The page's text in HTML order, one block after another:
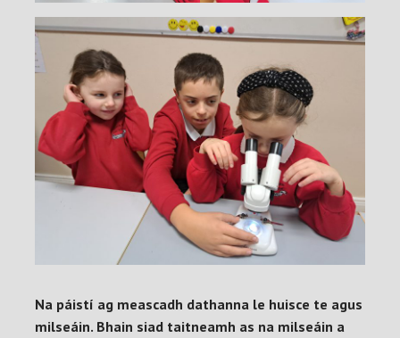
Na páistí ag meascadh dathanna le huisce te agus
milseáin. Bhain siad taitneamh as na milseáin a